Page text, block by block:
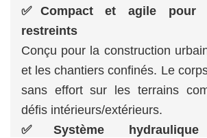
✅Compact et agile pour
restreints
Conçu pour la construction
et les chantiers confinés. Le
sans effort sur les terrains
défis intérieurs/extérieurs.
✅Système hydraulique